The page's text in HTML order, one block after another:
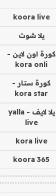
koora live
يلا شوت
كورة اون لاين -
kora onli
كورة ستار -
kora star
يلا لايف - yalla
live
kora live
koora 365